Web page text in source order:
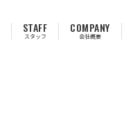
STAFF
スタッフ
COMPANY
会社概要